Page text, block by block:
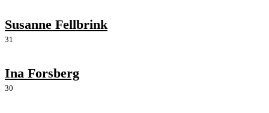
Susanne Fellbrink
31
Ina Forsberg
30